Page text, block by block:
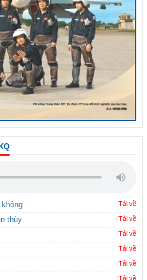
Tải về
thùy Tải về
Tải về
Tải về
Tải về
Tải về